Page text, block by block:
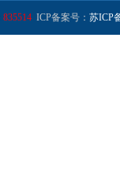
835514 ICP备案号： 苏ICP